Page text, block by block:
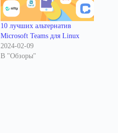
10 лучших альтернатив
Microsoft Teams для Linux
2024-02-09
В "Обзоры"